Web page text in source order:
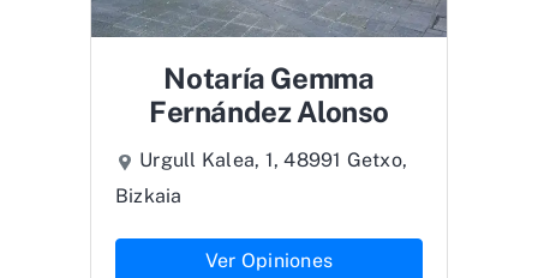
Notaría Gemma
Fernández Alonso
Urgull Kalea, 1, 48991 Getxo,
Bizkaia
Ver Opiniones